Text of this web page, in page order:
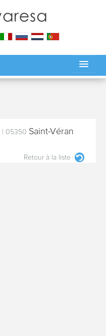
05350 Saint-Véran
Retour à la liste